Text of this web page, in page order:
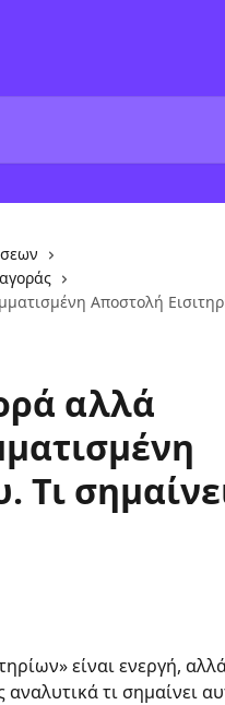
Αποστολή
αλλά
Τι
είναι ενεργή,
τι σημαίνει